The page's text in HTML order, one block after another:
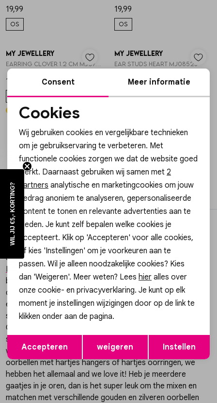
19,99
OS
19,99
OS
1 /2
My Jewellery
15,99
OS
1 /2
My Jewellery
Ear studs heart MJ08523
12,99
OS
Pagina 1 2 3 4 5 6
filter
Al je favoriete oorbellen op een rij
Gossip heeft een groot aanbod aan stainless steel, 925
sterling zilveren en 14k gouden oorbellen van merken zoals
My Jewellery ,24Kae,Day&EveenKarma Jewellery. We zijn
bij Gossip altijd een stapje voor op de laatste trends,
daardoor loop jij er helemaal fashionable bij! Zo hebben we
een ruime selectie aan minimalistische oorbellen zoals
studs, hoops en oorbellen met een hanger. Ook shop je bij
Gossip wel 25(!) verschillende hartjes oorbellen. Dit is een
super populair symbool voor oorbellen en wij snappen wel
waarom! Dus ben je op zoek naar studs met hartjes,
oorbellen met hartjes hangers of hartjes oorringen, we
hebben het allemaal and we love it! Heb je meerdere
gaatjes in je oren, dan is het super leuk om the mixen en
matchen met verschillende gouden en zilveren oorbellen
Noodzakelijke cookies
Personalisatie cookies
Analytische cookies
Marketing cookies
Opslaan
Consent Meer informatie
Cookies
Wij gebruiken cookies en vergelijkbare technieken
om je gebruikservaring te verbeteren. Met
functionele cookies zorgen we dat de website goed
werkt. Daarnaast gebruiken wij samen met 2
partners analytische en marketingcookies om jouw
gedrag anoniem te analyseren, gepersonaliseerde
content te tonen en relevante advertenties aan te
bieden. Je kunt zelf bepalen welke cookies je
accepteert. Klik op 'Accepteren' voor alle cookies,
of kies 'Instellingen' om je voorkeuren aan te
passen. Wil je alleen noodzakelijke cookies? Kies
dan 'Weigeren'. Meer weten? Lees hier alles over
onze cookie- en privacyverklaring. Je kunt op elk
moment je instellingen wijzigingen door op de link te
klikken onder aan de pagina.
Accepteren weigeren Instellen
WIL JIJ €5,- KORTING?